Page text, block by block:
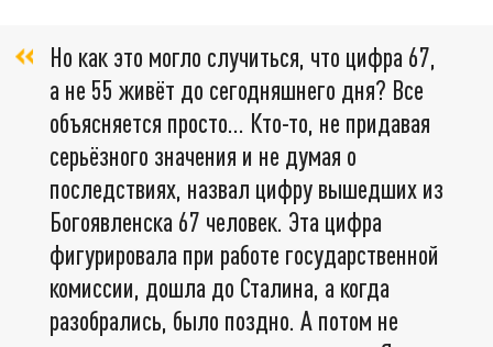
Но как это могло случиться, что цифра 67,
а не 55 живёт до сегодняшнего дня? Все
объясняется просто… Кто-то, не придавая
серьёзного значения и не думая о
последствиях, назвал цифру вышедших из
Богоявленска 67 человек. Эта цифра
фигурировала при работе государственной
комиссии, дошла до Сталина, а когда
разобрались, было поздно. А потом не